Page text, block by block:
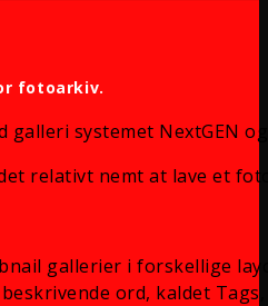
fotoarkiv.
galleri systemet NextGEN
relativt nemt at lave et
gallerier i forskellige
ord, kaldet